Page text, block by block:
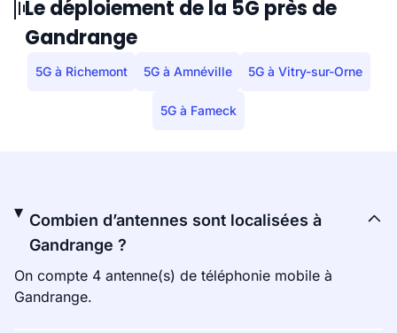
Le déploiement de la 5G près de
Gandrange
5G à Richemont 5G à Amnéville 5G à Vitry-sur-Orne
5G à Fameck
Combien d’antennes sont localisées à
Gandrange ?
On compte 4 antenne(s) de téléphonie mobile à
Gandrange.